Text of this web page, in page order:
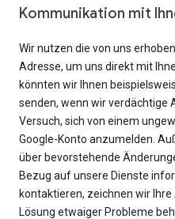
Kommunikation mit
Wir nutzen die von uns
Adresse, um uns direkt mit
könnten wir Ihnen
senden, wenn wir verdächtige
Versuch, sich von einem
Google-Konto anzumelden.
über bevorstehende
Bezug auf unsere Dienste
kontaktieren, zeichnen wir
Lösung etwaiger Probleme